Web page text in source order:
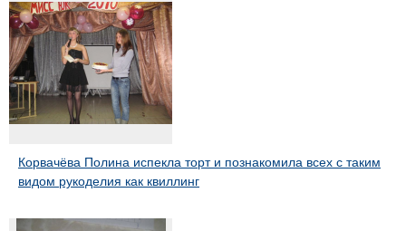
Корвачёва Полина испекла торт и познакомила всех с таким
видом рукоделия как квиллинг